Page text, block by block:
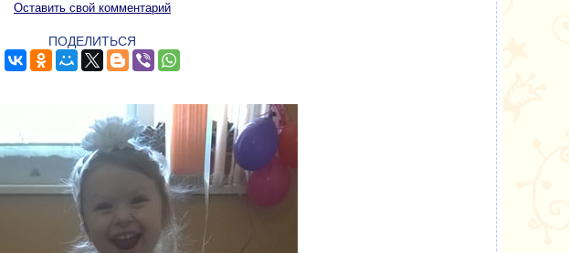
Оставить свой комментарий
ПОДЕЛИТЬСЯ